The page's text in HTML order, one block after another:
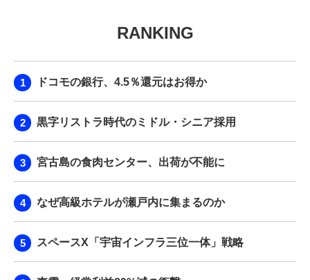
LIFE ENDING JOURNAL
BPaaS JOURNAL
RANKING
ドコモの銀行、4.5％還元はお得か
黒字リストラ時代のミドル・シニア採用
宮古島の食肉センター、出荷が不能に
なぜ高級ホテルが瀬戸内に集まるのか
スペースX「宇宙インフラ三位一体」戦略